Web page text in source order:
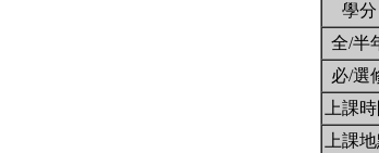
學分
全/半
必/選
上課
上課